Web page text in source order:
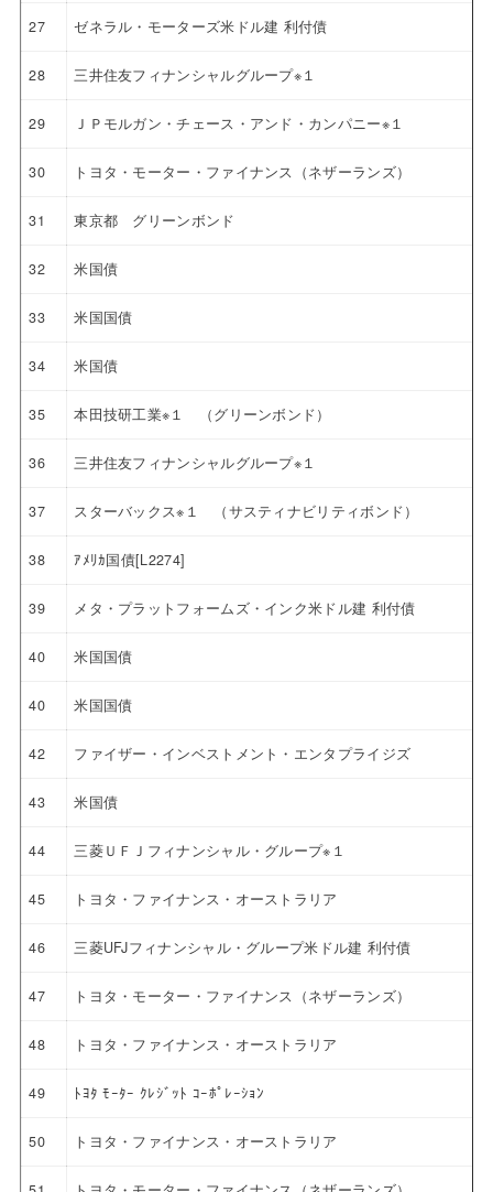
27 ゼネラル・モーターズ米ドル建 利付債
28 三井住友フィナンシャルグループ※１
29 ＪＰモルガン・チェース・アンド・カンパニー※１
30 トヨタ・モーター・ファイナンス（ネザーランズ）
31 東京都 グリーンボンド
32 米国債
33 米国国債
34 米国債
35 本田技研工業※１ （グリーンボンド）
36 三井住友フィナンシャルグループ※１
37 スターバックス※１ （サスティナビリティボンド）
38 ｱﾒﾘｶ国債[L2274]
39 メタ・プラットフォームズ・インク米ドル建 利付債
40 米国国債
40 米国国債
42 ファイザー・インベストメント・エンタプライジズ
43 米国債
44 三菱ＵＦＪフィナンシャル・グループ※１
45 トヨタ・ファイナンス・オーストラリア
46 三菱UFJフィナンシャル・グループ米ドル建 利付債
47 トヨタ・モーター・ファイナンス（ネザーランズ）
48 トヨタ・ファイナンス・オーストラリア
49 ﾄﾖﾀ ﾓｰﾀｰ ｸﾚｼﾞｯﾄ ｺｰﾎﾟﾚｰｼｮﾝ
50 トヨタ・ファイナンス・オーストラリア